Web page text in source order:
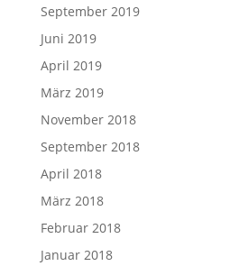
September 2019
Juni 2019
April 2019
März 2019
November 2018
September 2018
April 2018
März 2018
Februar 2018
Januar 2018